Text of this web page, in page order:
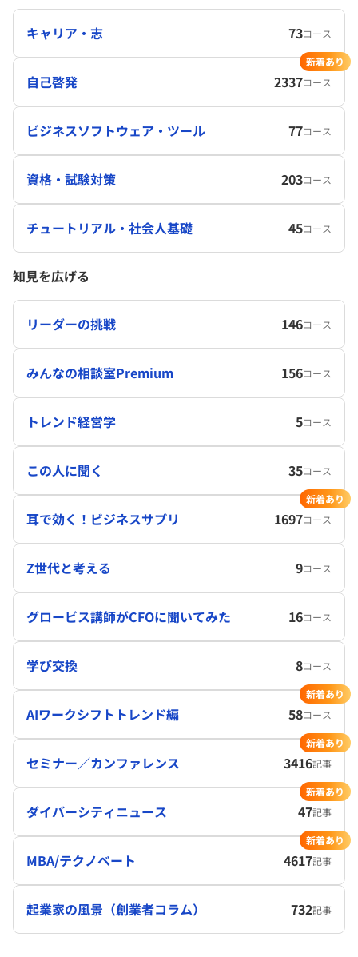
キャリア・志 73コース
自己啓発 2337コース
新着あり
ビジネスソフトウェア・ツール 77コース
資格・試験対策 203コース
チュートリアル・社会人基礎 45コース
知見を広げる
リーダーの挑戦 146コース
みんなの相談室Premium 156コース
トレンド経営学 5コース
この人に聞く 35コース
耳で効く！ビジネスサプリ 1697コース
新着あり
Z世代と考える 9コース
グロービス講師がCFOに聞いてみた 16コース
学び交換 8コース
AIワークシフトトレンド編 58コース
新着あり
セミナー／カンファレンス 3416記事
新着あり
ダイバーシティニュース 47記事
新着あり
MBA/テクノベート 4617記事
新着あり
起業家の風景（創業者コラム） 732記事